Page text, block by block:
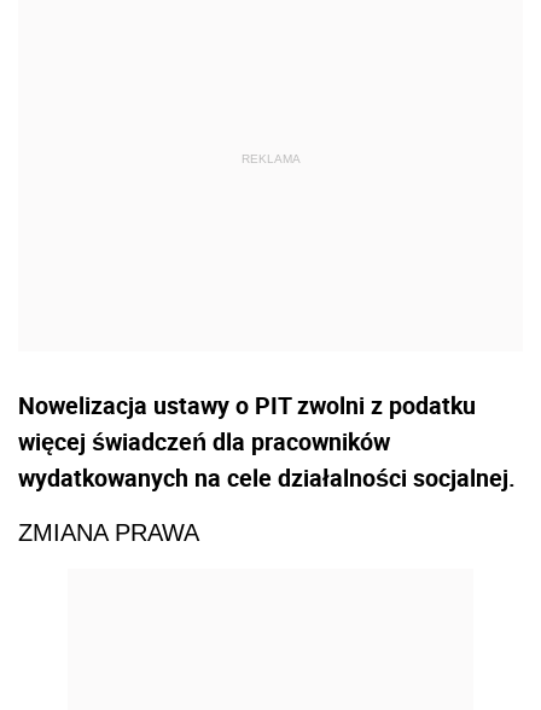
Nowelizacja ustawy o PIT zwolni z podatku
więcej świadczeń dla pracowników
wydatkowanych na cele działalności socjalnej.
ZMIANA PRAWA